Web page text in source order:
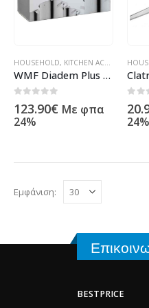
HOUSEHOLD, KITCHEN ACCESSORY ,
WMF Diadem Plus Potset, 5-Piece 0730356040
123.90€ Με φπα
24%
24%
Εμφάνιση:
BESTPRICE